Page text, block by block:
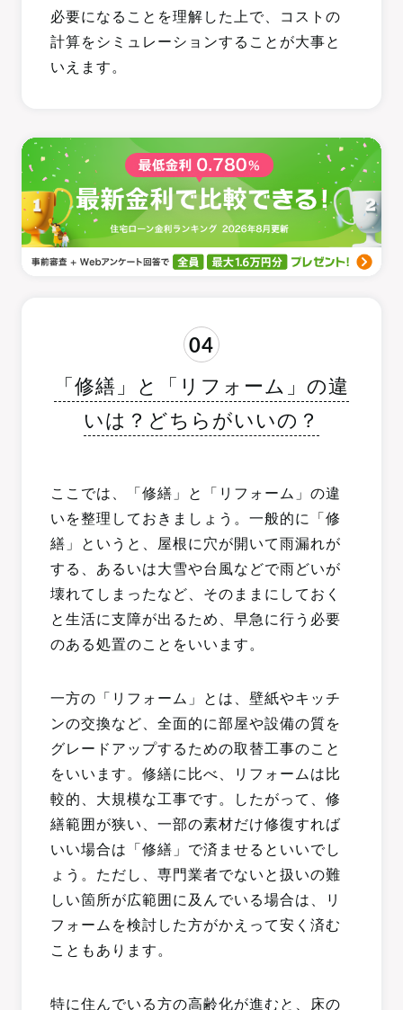
必要になることを理解した上で、コストの
計算をシミュレーションすることが大事と
いえます。
04
「修繕」と「リフォーム」の違
いは？どちらがいいの？
ここでは、「修繕」と「リフォーム」の違
いを整理しておきましょう。一般的に「修
繕」というと、屋根に穴が開いて雨漏れが
する、あるいは大雪や台風などで雨どいが
壊れてしまったなど、そのままにしておく
と生活に支障が出るため、早急に行う必要
のある処置のことをいいます。
一方の「リフォーム」とは、壁紙やキッチ
ンの交換など、全面的に部屋や設備の質を
グレードアップするための取替工事のこと
をいいます。修繕に比べ、リフォームは比
較的、大規模な工事です。したがって、修
繕範囲が狭い、一部の素材だけ修復すれば
いい場合は「修繕」で済ませるといいでし
ょう。ただし、専門業者でないと扱いの難
しい箇所が広範囲に及んでいる場合は、リ
フォームを検討した方がかえって安く済む
こともあります。
特に住んでいる方の高齢化が進むと、床の